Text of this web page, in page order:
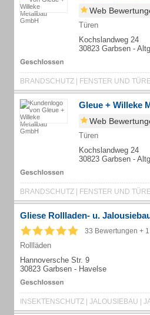
Web
Türen
Kochslandweg 24
30823 Garbsen -
Gleue + Willeke
Web
Türen
Kochslandweg 24
30823 Garbsen -
Gliese Rollladen- u.
33 Bewertungen +
Rollläden
Hannoversche Str. 9
30823 Garbsen - Havelse